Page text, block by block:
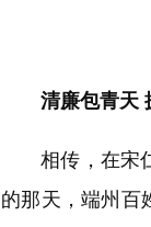
清廉包青天
相传，在宋仁
的那天，端州百